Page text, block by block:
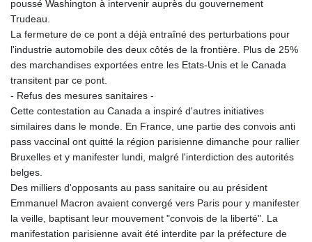
poussé Washington à intervenir auprès du gouvernement
Trudeau.
La fermeture de ce pont a déjà entraîné des perturbations pour
l'industrie automobile des deux côtés de la frontière. Plus de 25%
des marchandises exportées entre les Etats-Unis et le Canada
transitent par ce pont.
- Refus des mesures sanitaires -
Cette contestation au Canada a inspiré d'autres initiatives
similaires dans le monde. En France, une partie des convois anti
pass vaccinal ont quitté la région parisienne dimanche pour rallier
Bruxelles et y manifester lundi, malgré l'interdiction des autorités
belges.
Des milliers d'opposants au pass sanitaire ou au président
Emmanuel Macron avaient convergé vers Paris pour y manifester
la veille, baptisant leur mouvement "convois de la liberté". La
manifestation parisienne avait été interdite par la préfecture de